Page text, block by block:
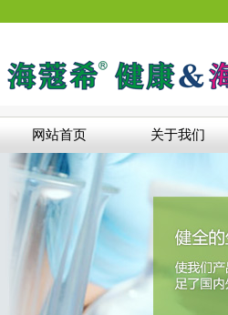
网站首页 关于我们